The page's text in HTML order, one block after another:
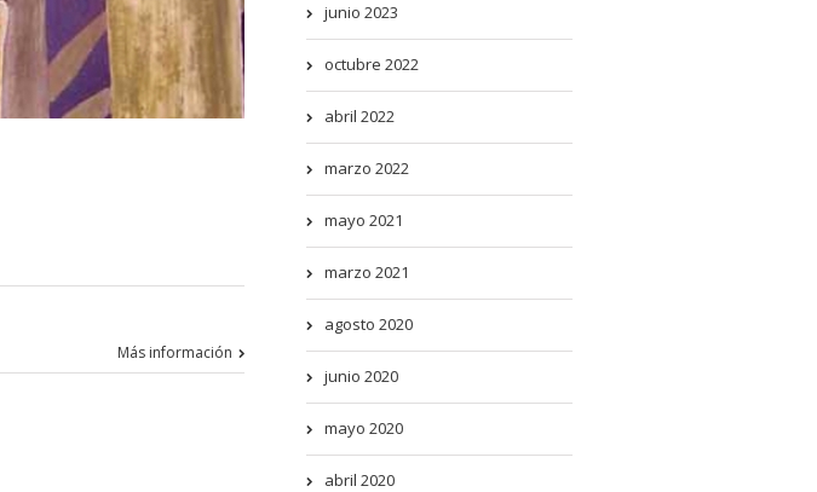
Más información
junio 2023
octubre 2022
abril 2022
marzo 2022
mayo 2021
marzo 2021
agosto 2020
junio 2020
mayo 2020
abril 2020